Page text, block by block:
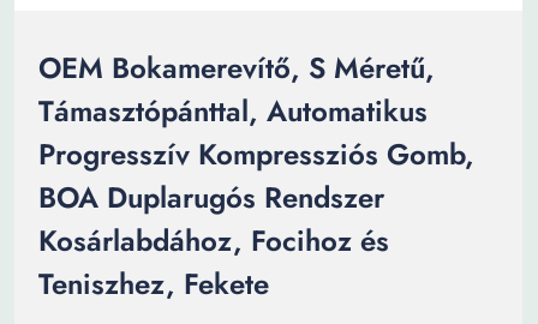
OEM Bokamerevítő, S Méretű,
Támasztópánttal, Automatikus
Progresszív Kompressziós Gomb,
BOA Duplarugós Rendszer
Kosárlabdához, Focihoz és
Teniszhez, Fekete